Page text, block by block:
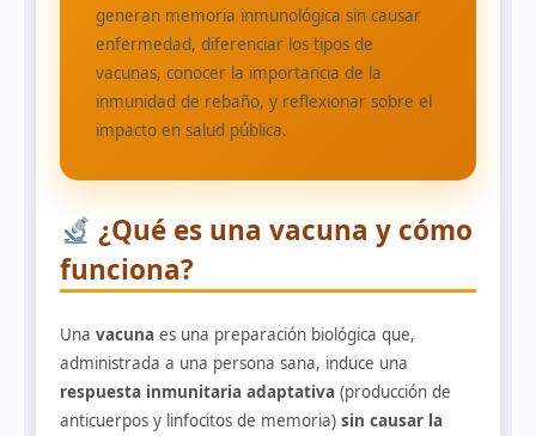
generan memoria inmunológica sin causar
enfermedad, diferenciar los tipos de
vacunas, conocer la importancia de la
inmunidad de rebaño, y reflexionar sobre el
impacto en salud pública.
¿Qué es una vacuna y cómo
funciona?
Una vacuna es una preparación biológica que,
administrada a una persona sana, induce una
respuesta inmunitaria adaptativa (producción de
anticuerpos y linfocitos de memoria) sin causar la